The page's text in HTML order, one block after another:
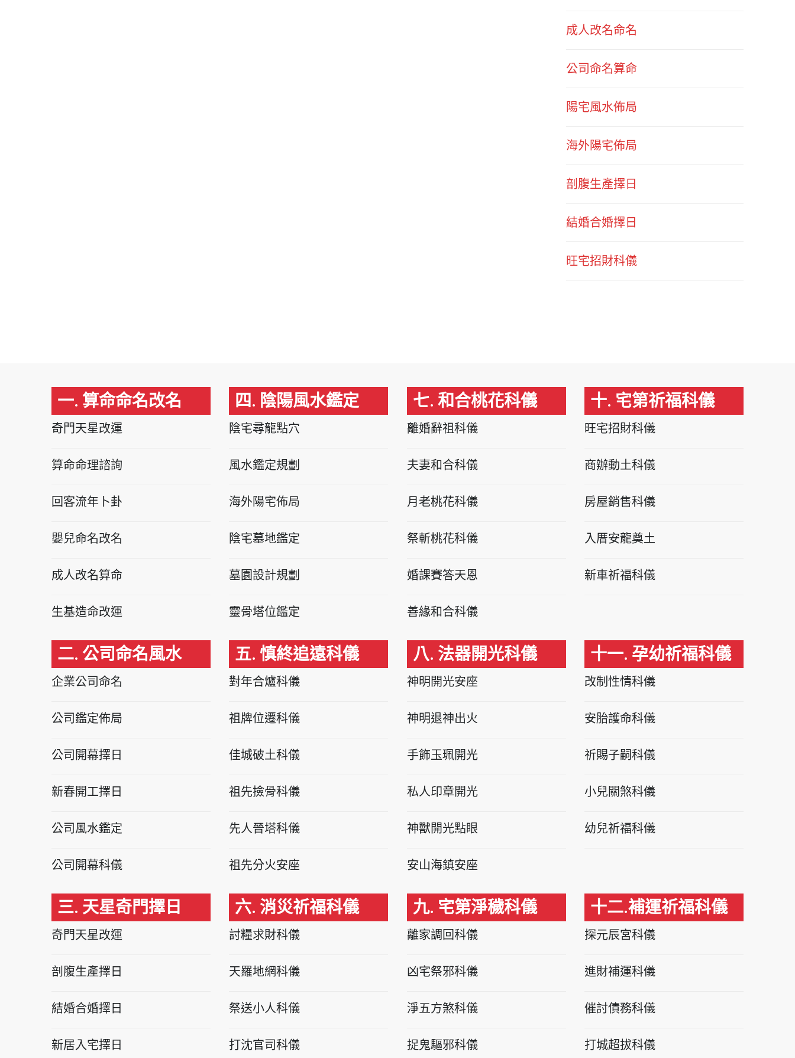
成人改名命名
公司命名算命
陽宅風水佈局
海外陽宅佈局
剖腹生產擇日
結婚合婚擇日
旺宅招財科儀
一. 算命命名改名
奇門天星改運
算命命理諮詢
回客流年卜卦
嬰兒命名改名
成人改名算命
生基造命改運
二. 公司命名風水
企業公司命名
公司鑑定佈局
公司開幕擇日
新春開工擇日
公司風水鑑定
公司開幕科儀
三. 天星奇門擇日
奇門天星改運
剖腹生產擇日
結婚合婚擇日
新居入宅擇日
四. 陰陽風水鑑定
陰宅尋龍點穴
風水鑑定規劃
海外陽宅佈局
陰宅墓地鑑定
墓園設計規劃
靈骨塔位鑑定
五. 慎終追遠科儀
對年合爐科儀
祖牌位遷科儀
佳城破土科儀
祖先撿骨科儀
先人晉塔科儀
祖先分火安座
六. 消災祈福科儀
討糧求財科儀
天羅地網科儀
祭送小人科儀
打沈官司科儀
七. 和合桃花科儀
離婚辭祖科儀
夫妻和合科儀
月老桃花科儀
祭斬桃花科儀
婚課賽答天恩
善緣和合科儀
八. 法器開光科儀
神明開光安座
神明退神出火
手飾玉珮開光
私人印章開光
神獸開光點眼
安山海鎮安座
九. 宅第淨穢科儀
離家調回科儀
凶宅祭邪科儀
淨五方煞科儀
捉鬼驅邪科儀
十. 宅第祈福科儀
旺宅招財科儀
商辦動土科儀
房屋銷售科儀
入厝安龍奠土
新車祈福科儀
十一. 孕幼祈福科儀
改制性情科儀
安胎護命科儀
祈賜子嗣科儀
小兒關煞科儀
幼兒祈福科儀
十二.補運祈福科儀
探元辰宮科儀
進財補運科儀
催討債務科儀
打城超拔科儀